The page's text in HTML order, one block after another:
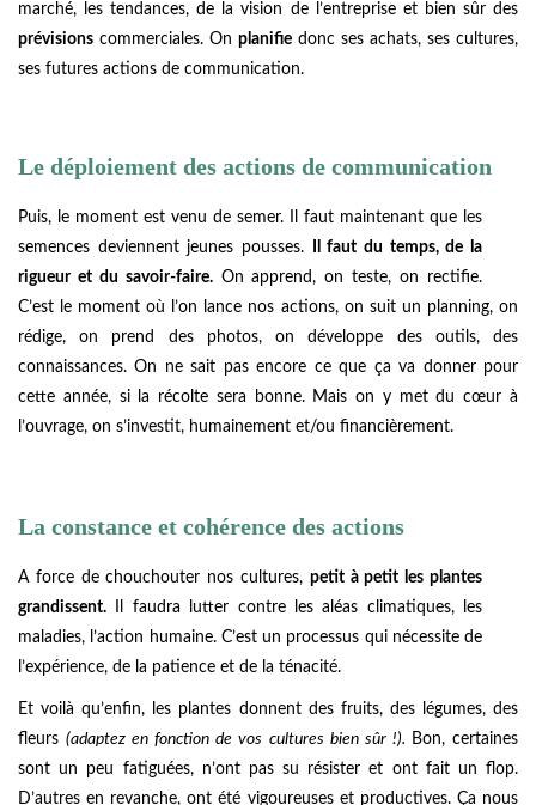
marché, les tendances, de la vision de l’entreprise et bien sûr des
prévisions commerciales. On planifie donc ses achats, ses cultures,
ses futures actions de communication.
Le déploiement des actions de communication
Puis, le moment est venu de semer. Il faut maintenant que les
semences deviennent jeunes pousses.
Il faut du temps, de la
rigueur et du savoir-faire.On apprend, on teste, on rectifie.
C’est le moment où l’on lance nos actions, on suit un planning, on
rédige, on prend des photos, on développe des outils, des
connaissances. On ne sait pas encore ce que ça va donner pour
cette année, si la récolte sera bonne. Mais on y met du cœur à
l’ouvrage, on s’investit, humainement et/ou financièrement.
La constance et cohérence des actions
A force de chouchouter nos cultures, petit à petit les plantes
grandissent. Il faudra lutter contre les aléas climatiques, les
maladies, l’action humaine. C’est un processus qui nécessite de
l’expérience, de la patience et de la ténacité.
Et voilà qu’enfin, les plantes donnent des fruits, des légumes, des
fleurs(adaptez en fonction de vos cultures bien sûr !). Bon, certaines
sont un peu fatiguées, n’ont pas su résister et ont fait un flop.
D’autres en revanche, ont été vigoureuses et productives. Ça nous